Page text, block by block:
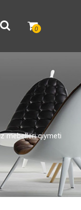
0
mebelleri qiymeti